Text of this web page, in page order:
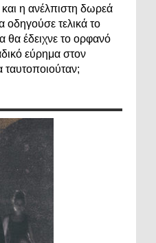
η ανέλπιστη δωρεά
τελικά το
θα έδειχνε το ορφανό
εύρημα στον